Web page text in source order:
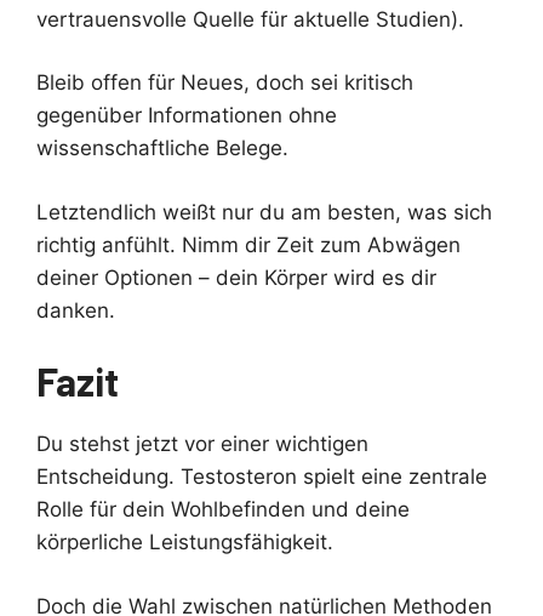
vertrauensvolle Quelle für aktuelle Studien).
Bleib offen für Neues, doch sei kritisch
gegenüber Informationen ohne
wissenschaftliche Belege.
Letztendlich weißt nur du am besten, was sich
richtig anfühlt. Nimm dir Zeit zum Abwägen
deiner Optionen – dein Körper wird es dir
danken.
Fazit
Du stehst jetzt vor einer wichtigen
Entscheidung. Testosteron spielt eine zentrale
Rolle für dein Wohlbefinden und deine
körperliche Leistungsfähigkeit.
Doch die Wahl zwischen natürlichen Methoden